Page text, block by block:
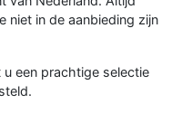
niet in de aanbieding zijn
u een prachtige selectie